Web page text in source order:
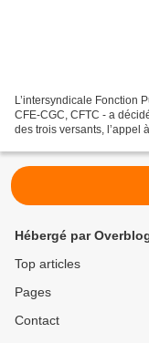
L’intersyndicale Fonction
CFE-CGC, CFTC - a
des trois versants, l’appel
Hébergé par
Top articles
Pages
Contact